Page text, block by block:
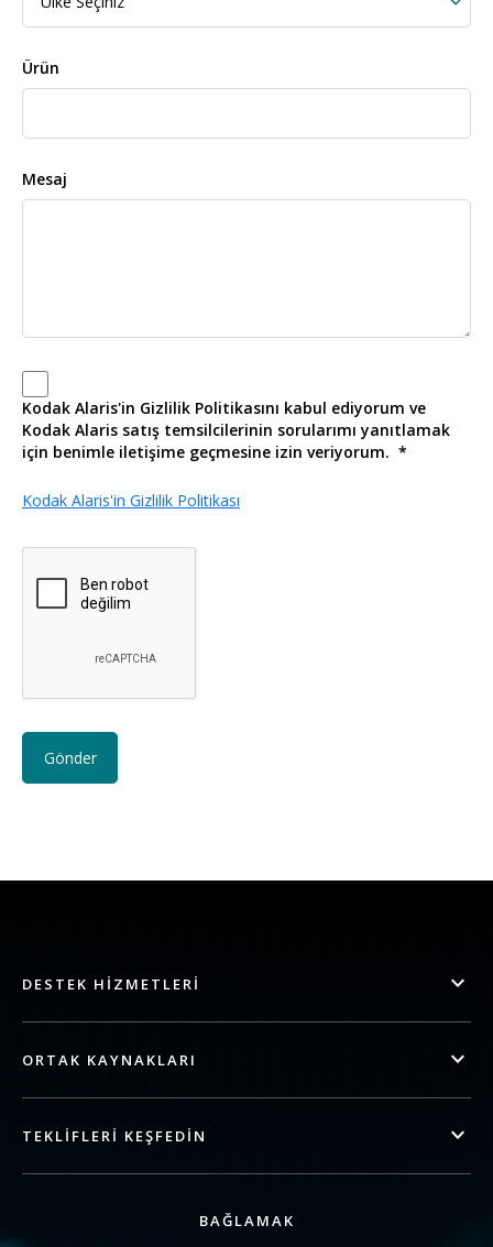
Ürün
Mesaj
Kodak Alaris'in Gizlilik Politikasını kabul ediyorum ve
Kodak Alaris satış temsilcilerinin sorularımı yanıtlamak
için benimle iletişime geçmesine izin veriyorum.
Kodak Alaris'in Gizlilik Politikası
DESTEK HIZMETLERI
ORTAK KAYNAKLARI
TEKLIFLERI KEŞFEDIN
BAĞLAMAK